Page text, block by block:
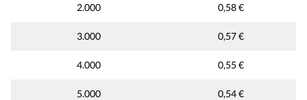
2.000 0,58 €
3.000 0,57 €
4.000 0,55 €
5.000
0,54 €